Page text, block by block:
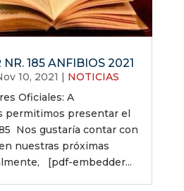
185 ANFIBIOS 2021
10, 2021 | NOTICIAS
Oficiales: A
permitimos presentar el
Nos gustaría contar con
nuestras próximas
[pdf-embedder...